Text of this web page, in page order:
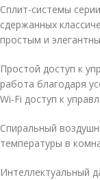
Сплит-системы
сдержанных
простым и
Простой доступ к
работа благодаря
Wi-Fi доступ к
Спиральный
температуры в
Интеллектуальный